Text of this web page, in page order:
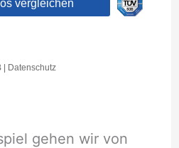
gehen wir von